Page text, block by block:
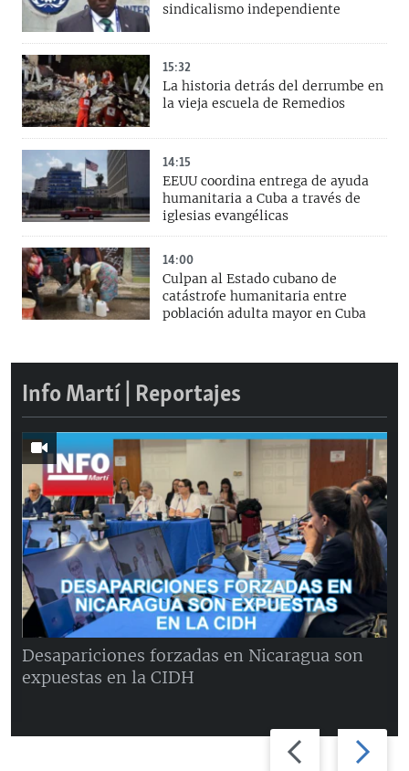
sindicalismo independiente
15:32
La historia detrás del derrumbe en
la vieja escuela de Remedios
14:15
EEUU coordina entrega de ayuda
humanitaria a Cuba a través de
iglesias evangélicas
14:00
Culpan al Estado cubano de
catástrofe humanitaria entre
población adulta mayor en Cuba
Info Martí | Reportajes
Previous
slide
Next
slide
Desapariciones forzadas en Nicaragua son
expuestas en la CIDH